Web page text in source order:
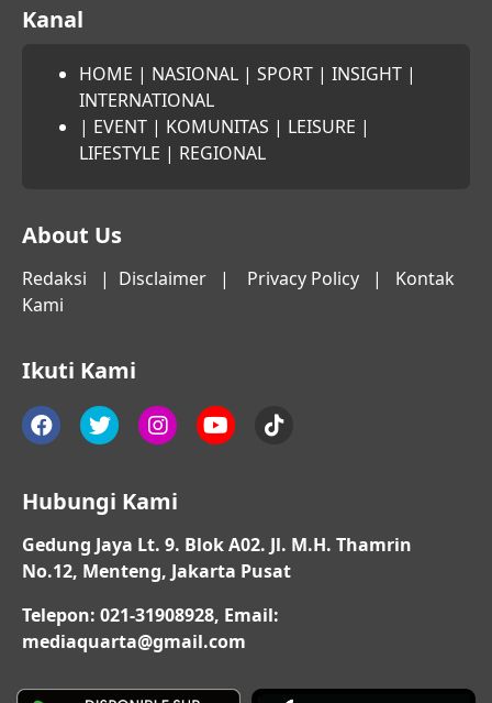
Kanal
HOME | NASIONAL | SPORT | INSIGHT |
INTERNATIONAL
| EVENT | KOMUNITAS | LEISURE |
LIFESTYLE | REGIONAL
About Us
Redaksi | Disclaimer | Privacy Policy | Kontak
Kami
Ikuti Kami
Hubungi Kami
Gedung Jaya Lt. 9. Blok A02. Jl. M.H. Thamrin
No.12, Menteng, Jakarta Pusat
Telepon: 021-31908928, Email:
mediaquarta@gmail.com